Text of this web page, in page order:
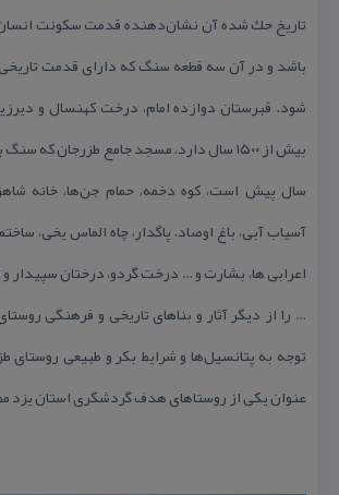
تاریخ حك شده آن نشان‌دهنده قدمت سكونت
باشد و در آن سه قطعه سنگ كه دارای قدمت
شود‌. قبرستان دوازده امام، درخت كهنسال و
سال پیش است، كوه دخمه، حمام جن‌ها، خانه
آسیاب آبی، باغ اوصاد، پاگدار، چاه الماس یخی،
اعرابی ها، بشارت و … درخت گردو، درختان سپیدار
… را از دیگر آثار و بناهای تاریخی و فرهنگی
توجه به پتانسیل‌ها و شرایط بكر و طبیعی روستای
عنوان یكی از روستاهای هدف گردشگری استان یزد